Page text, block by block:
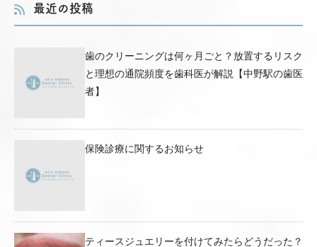
最近の投稿
歯のクリーニングは何ヶ月ごと？放置するリスク
と理想の通院頻度を歯科医が解説【中野駅の歯医
者】
保険診療に関するお知らせ
ティースジュエリーを付けてみたらどうだった？